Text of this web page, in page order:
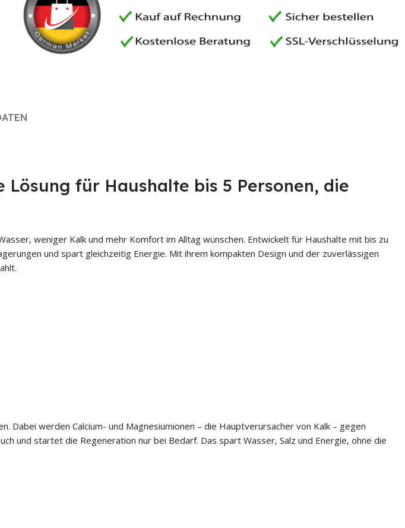
für Haushalte bis 5 Personen, die
weniger Kalk und mehr Komfort im Alltag wünschen. Entwickelt für Haushalte mit bis zu
und spart gleichzeitig Energie. Mit ihrem kompakten Design und der zuverlässigen
Dabei werden Calcium- und Magnesiumionen – die Hauptverursacher von Kalk – gegen
und startet die Regeneration nur bei Bedarf. Das spart Wasser, Salz und Energie, ohne die